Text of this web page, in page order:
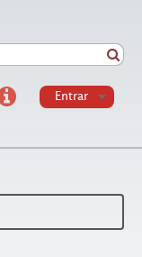
Entrar